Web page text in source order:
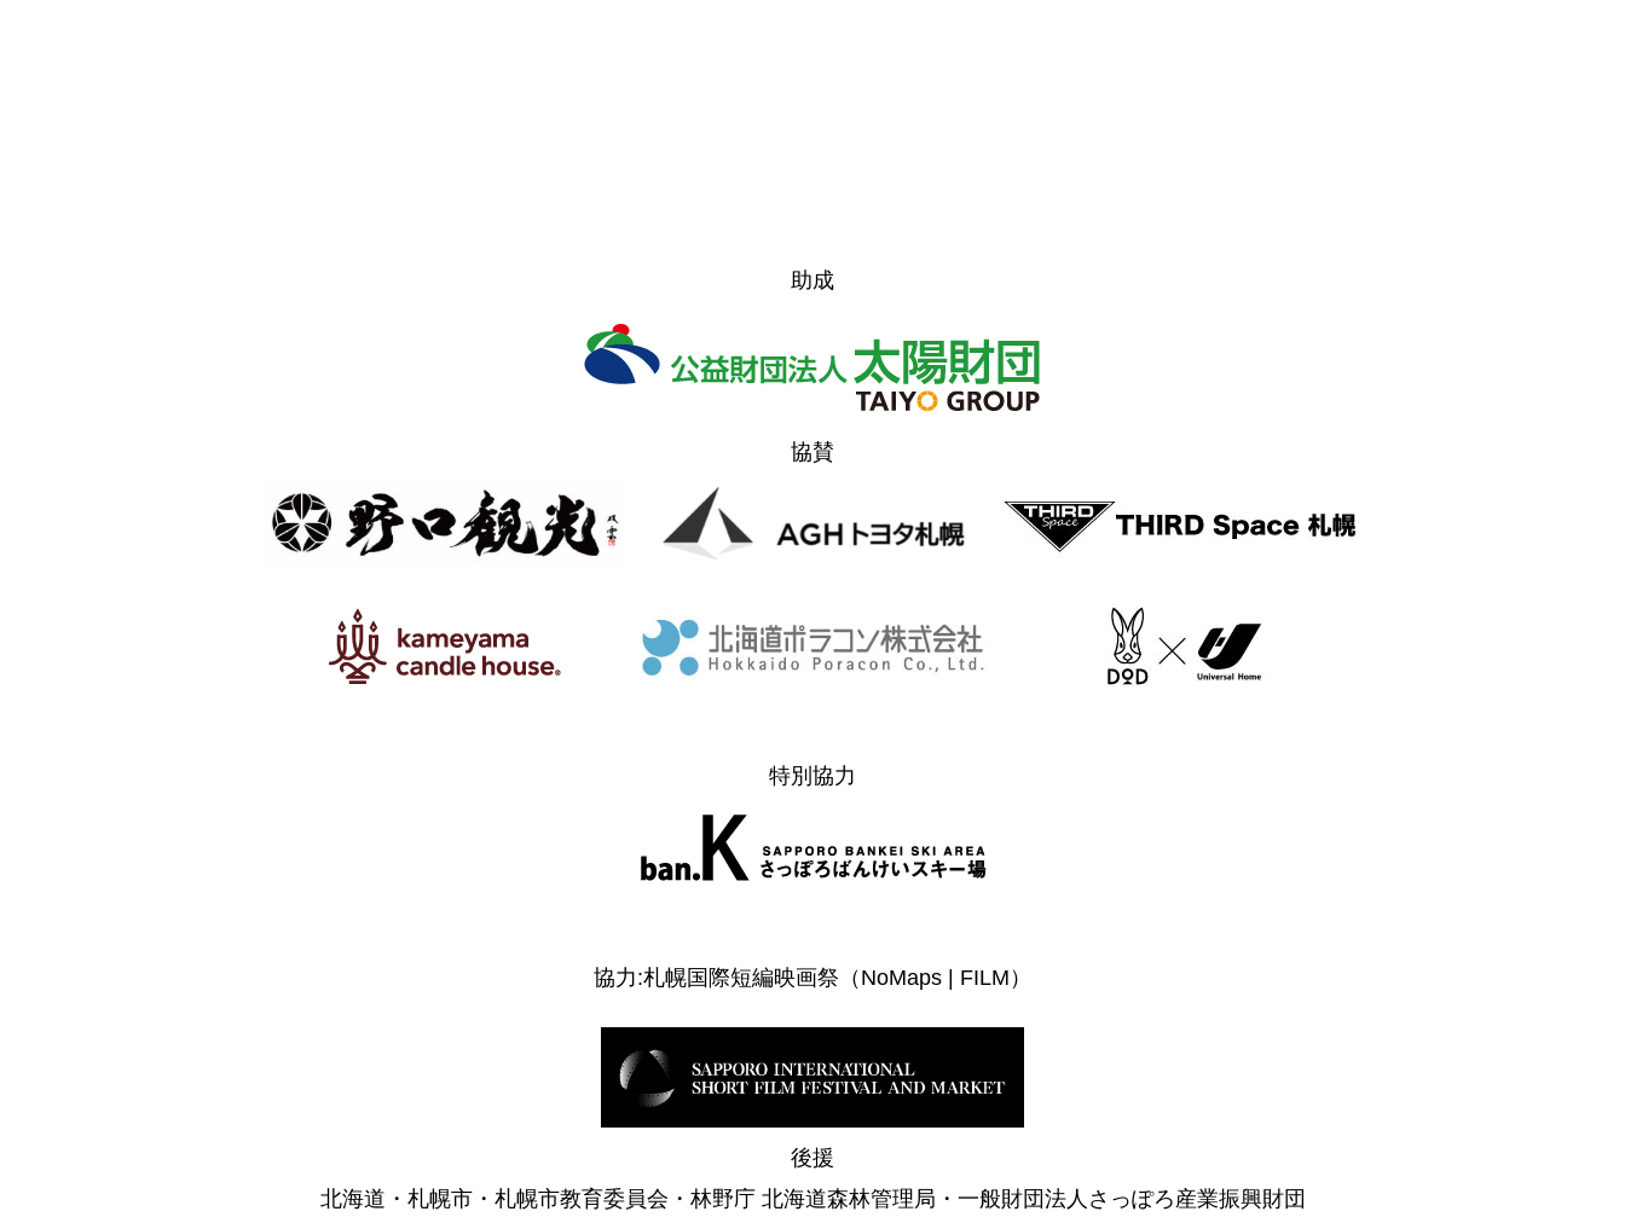
お問い合わせ
FOREST MOVIE THEATER
ステージ情報
助成
協賛
特別協力
協力:札幌国際短編映画祭（NoMaps | FILM）
後援
北海道・札幌市・札幌市教育委員会・林野庁 北海道森林管理局・一般財団法人さっぽろ産業振興財団